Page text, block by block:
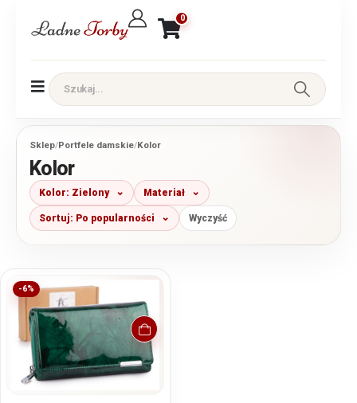
0
Sklep/Portfele damskie/Kolor
Kolor
Kolor: Zielony Materiał
Sortuj: Po popularności Wyczyść
-6%